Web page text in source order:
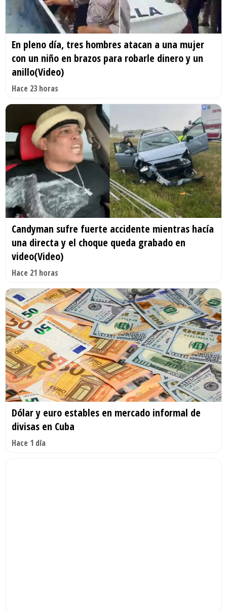
En pleno día, tres hombres atacan a una mujer
con un niño en brazos para robarle dinero y un
anillo(Video)
Hace 23 horas
Candyman sufre fuerte accidente mientras hacía
una directa y el choque queda grabado en
video(Video)
Hace 21 horas
Dólar y euro estables en mercado informal de
divisas en Cuba
Hace 1 día